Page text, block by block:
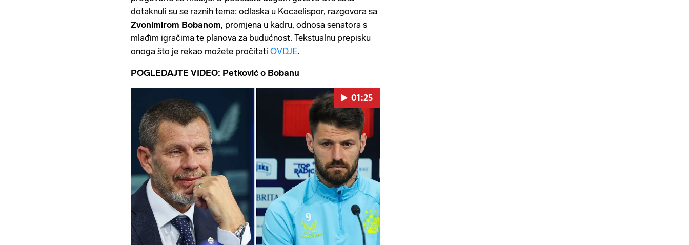
dotaknuli su se raznih tema: odlaska u Kocaelispor, razgovora sa
Zvonimirom Bobanom, promjena u kadru, odnosa senatora s
mlađim igračima te planova za budućnost. Tekstualnu prepisku
onoga što je rekao možete pročitati OVDJE.
POGLEDAJTE VIDEO: Petković o Bobanu
Pokretanje videa...
01:25